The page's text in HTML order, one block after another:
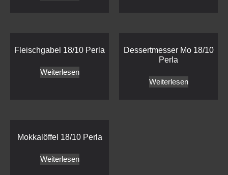
Fleischgabel 18/10 Perla
Weiterlesen
Dessertmesser Mo 18/10
Perla
Weiterlesen
Mokkalöffel 18/10 Perla
Weiterlesen